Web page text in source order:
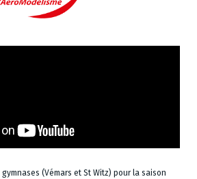
(Vémars et St Witz) pour la saison